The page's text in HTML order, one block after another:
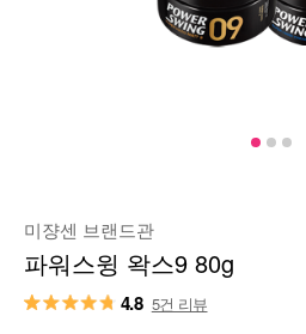
미쟝센 브랜드관
파워스윙 왁스9 80g
4.8 5건 리뷰